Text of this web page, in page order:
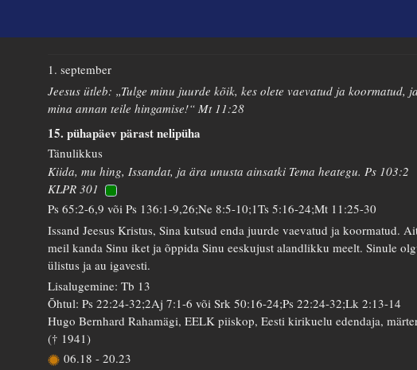
1. september
Jeesus ütleb: „Tulge minu juurde kõik, kes olete vaevatud ja koormatud,
mina annan teile hingamise!“ Mt 11:28
15. pühapäev pärast nelipüha
Tänulikkus
Kiida, mu hing, Issandat, ja ära unusta ainsatki Tema heategu. Ps 103:2
KLPR 301
Ps 65:2-6,9 või Ps 136:1-9,26;Ne 8:5-10;1Ts 5:16-24;Mt 11:25-30
Issand Jeesus Kristus, Sina kutsud enda juurde vaevatud ja koormatud.
meil kanda Sinu iket ja õppida Sinu eeskujust alandlikku meelt. Sinule
ülistus ja au igavesti.
Lisalugemine: Tb 13
Õhtul: Ps 22:24-32;2Aj 7:1-6 või Srk 50:16-24;Ps 22:24-32;Lk 2:13-14
Hugo Bernhard Rahamägi, EELK piiskop, Eesti kirikuelu edendaja,
(† 1941)
06.18 - 20.23